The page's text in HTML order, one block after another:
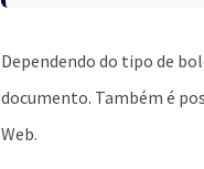
Dependendo do tipo de
documento. Também é
Web.